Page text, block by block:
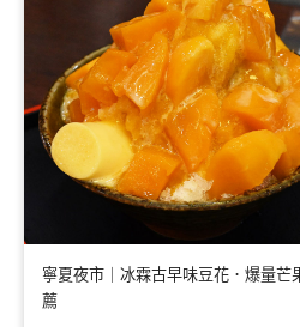
寧夏夜市｜冰霖古早味豆花．爆量芒
薦